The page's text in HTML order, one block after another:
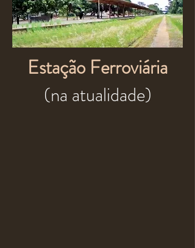
Estação Ferroviária
(na atualidade)